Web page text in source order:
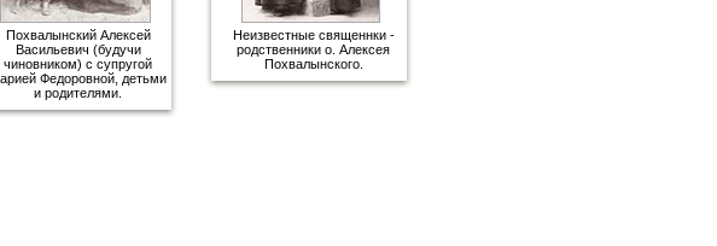
Похвалынский Алексей
Васильевич (будучи
чиновником) с супругой
Федоровной, детьми
и родителями.
Неизвестные священнки -
родственники о. Алексея
Похвалынского.